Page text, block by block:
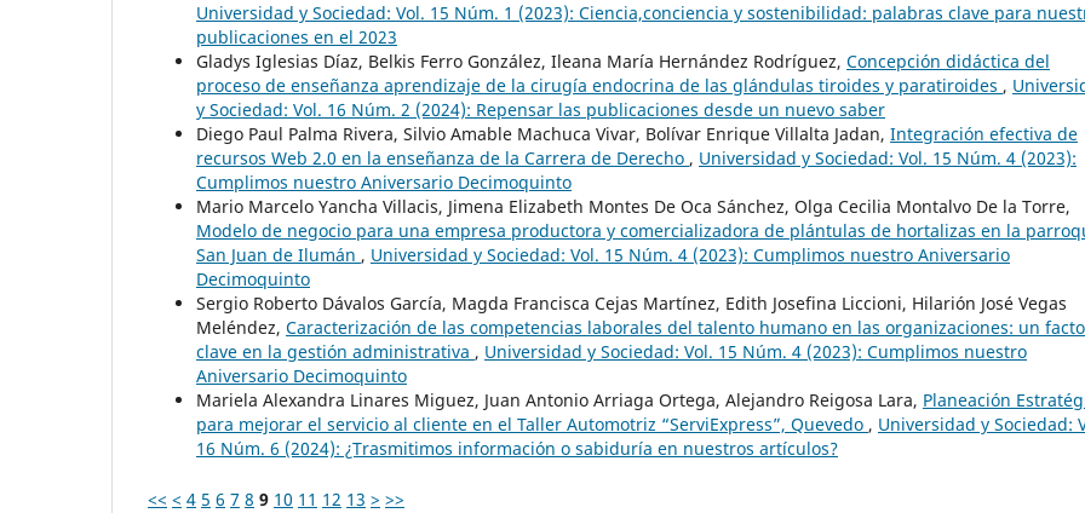
Universidad y Sociedad: Vol. 15 Núm. 1 (2023): Ciencia,conciencia y sostenibilidad: palabras clave para
publicaciones en el 2023
Gladys Iglesias Díaz, Belkis Ferro González, Ileana María Hernández Rodríguez, Concepción didáctica del
proceso de enseñanza aprendizaje de la cirugía endocrina de las glándulas tiroides y paratiroides ,
y Sociedad: Vol. 16 Núm. 2 (2024): Repensar las publicaciones desde un nuevo saber
Diego Paul Palma Rivera, Silvio Amable Machuca Vivar, Bolívar Enrique Villalta Jadan, Integración efectiva de
recursos Web 2.0 en la enseñanza de la Carrera de Derecho , Universidad y Sociedad: Vol. 15 Núm. 4 (2023):
Cumplimos nuestro Aniversario Decimoquinto
Mario Marcelo Yancha Villacis, Jimena Elizabeth Montes De Oca Sánchez, Olga Cecilia Montalvo De la Torre,
Modelo de negocio para una empresa productora y comercializadora de plántulas de hortalizas en la
San Juan de Ilumán , Universidad y Sociedad: Vol. 15 Núm. 4 (2023): Cumplimos nuestro Aniversario
Decimoquinto
Sergio Roberto Dávalos García, Magda Francisca Cejas Martínez, Edith Josefina Liccioni, Hilarión José Vegas
Meléndez, Caracterización de las competencias laborales del talento humano en las organizaciones: un
clave en la gestión administrativa , Universidad y Sociedad: Vol. 15 Núm. 4 (2023): Cumplimos nuestro
Aniversario Decimoquinto
Mariela Alexandra Linares Miguez, Juan Antonio Arriaga Ortega, Alejandro Reigosa Lara, Planeación
para mejorar el servicio al cliente en el Taller Automotriz “ServiExpress”, Quevedo , Universidad y Sociedad:
16 Núm. 6 (2024): ¿Trasmitimos información o sabiduría en nuestros artículos?
<< < 4 5 6 7 8 9 10 11 12 13 > >>